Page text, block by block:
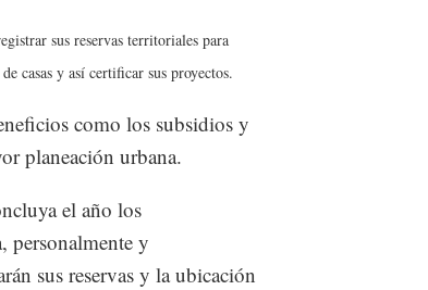
sus reservas territoriales para
casas y así certificar sus proyectos.
como los subsidios y
planeación urbana.
el año los
personalmente y
sus reservas y la ubicación